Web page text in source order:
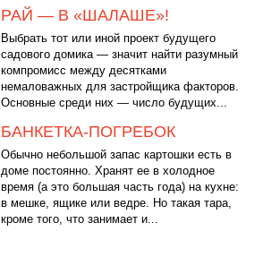
РАЙ — В «ШАЛАШЕ»!
Выбрать тот или иной проект будущего
садового домика — значит найти разумный
компромисс между десятками
немаловажных для застройщика факторов.
Основные среди них — число будущих...
БАНКЕТКА-ПОГРЕБОК
Обычно небольшой запас картошки есть в
доме постоянно. Хранят ее в холодное
время (а это большая часть года) на кухне:
в мешке, ящике или ведре. Но такая тара,
кроме того, что занимает и...